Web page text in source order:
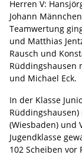
Herren V:
Johann
Teamwertung
und Matthias
Rausch und
Rüddingshausen
und Michael Eck.
In der Klasse
(Wiesbaden) und
Jugendklasse
102 Scheiben vor